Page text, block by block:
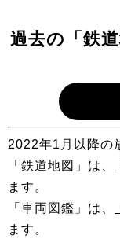
過去の「鉄
2022年1月以降の
「鉄道地図」は、
ます。
「車両図鑑」は、
ます。